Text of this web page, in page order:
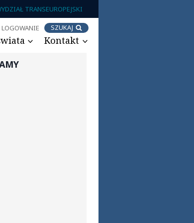
TRANSEUROPEJSKI
LOGOWANIE SZUKAJ
Kontakt